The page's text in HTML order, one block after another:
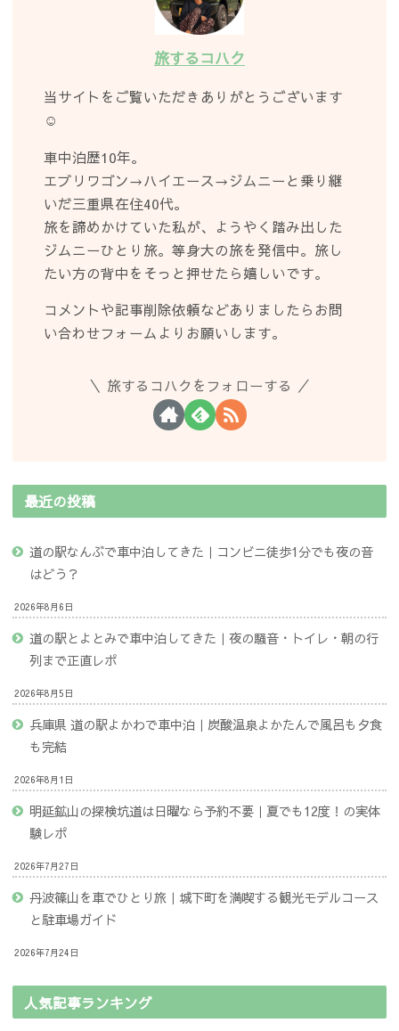
旅するコハク
当サイトをご覧いただきありがとうございます
☺︎
車中泊歴10年。
エブリワゴン→ハイエース→ジムニーと乗り継
いだ三重県在住40代。
旅を諦めかけていた私が、ようやく踏み出した
ジムニーひとり旅。等身大の旅を発信中。旅し
たい方の背中をそっと押せたら嬉しいです。
コメントや記事削除依頼などありましたらお問
い合わせフォームよりお願いします。
旅するコハクをフォローする
最近の投稿
道の駅なんぶで車中泊してきた｜コンビニ徒歩1分でも夜の音
はどう？
2026年8月6日
道の駅とよとみで車中泊してきた｜夜の騒音・トイレ・朝の行
列まで正直レポ
2026年8月5日
兵庫県 道の駅よかわで車中泊｜炭酸温泉よかたんで風呂も夕食
も完結
2026年8月1日
明延鉱山の探検坑道は日曜なら予約不要｜夏でも12度！の実体
験レポ
2026年7月27日
丹波篠山を車でひとり旅｜城下町を満喫する観光モデルコース
と駐車場ガイド
2026年7月24日
人気記事ランキング